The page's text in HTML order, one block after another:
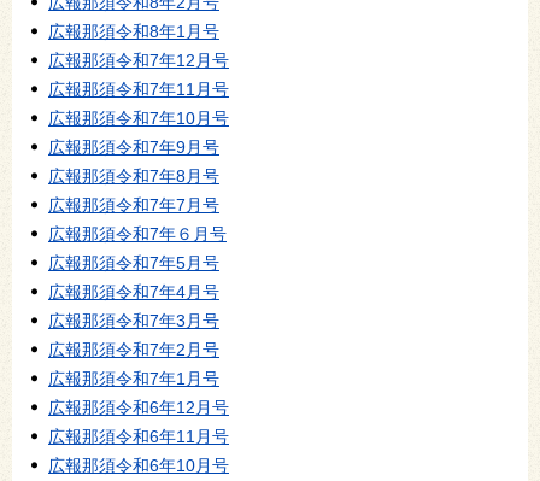
広報那須令和8年1月号
広報那須令和7年12月号
広報那須令和7年11月号
広報那須令和7年10月号
広報那須令和7年9月号
広報那須令和7年8月号
広報那須令和7年7月号
広報那須令和7年６月号
広報那須令和7年5月号
広報那須令和7年4月号
広報那須令和7年3月号
広報那須令和7年2月号
広報那須令和7年1月号
広報那須令和6年12月号
広報那須令和6年11月号
広報那須令和6年10月号